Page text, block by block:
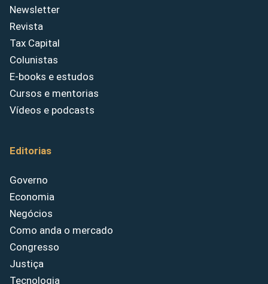
Newsletter
Revista
Tax Capital
Colunistas
E-books e estudos
Cursos e mentorias
Vídeos e podcasts
Editorias
Governo
Economia
Negócios
Como anda o mercado
Congresso
Justiça
Tecnologia